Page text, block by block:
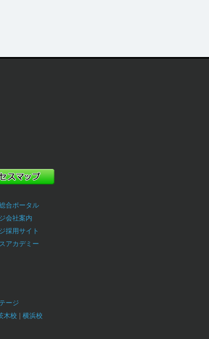
合ポータル
会社案内
採用サイト
アカデミー
ージ
木校 横浜校